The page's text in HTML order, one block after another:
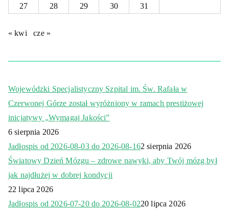
27
28 29 30 31
« kwi cze »
Wojewódzki Specjalistyczny Szpital im. Św. Rafała w
Czerwonej Górze został wyróżniony w ramach prestiżowej
inicjatywy „Wymagaj Jakości”
6 sierpnia 2026
Jadłospis od 2026-08-03 do 2026-08-162 sierpnia 2026
Światowy Dzień Mózgu – zdrowe nawyki, aby Twój mózg był
jak najdłużej w dobrej kondycji
22 lipca 2026
Jadłospis od 2026-07-20 do 2026-08-0220 lipca 2026